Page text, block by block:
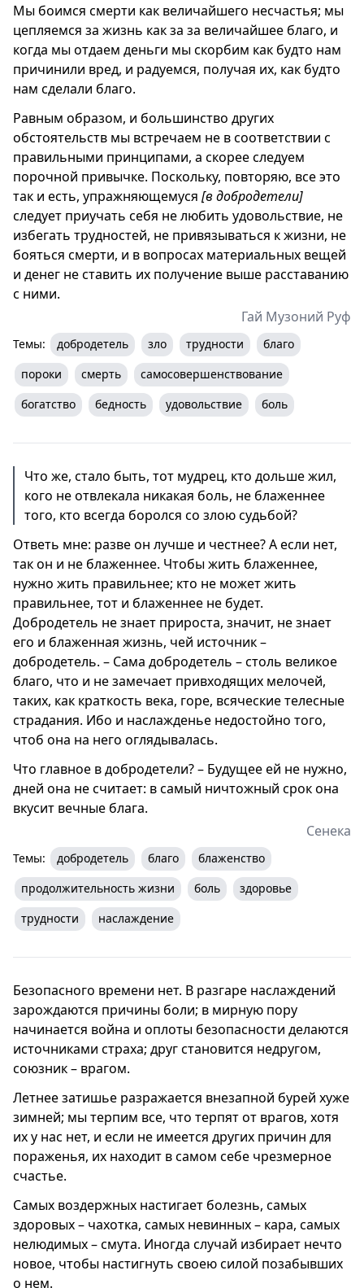
Мы боимся смерти как величайшего несчастья; мы
цепляемся за жизнь как за за величайшее благо, и
когда мы отдаем деньги мы скорбим как будто нам
причинили вред, и радуемся, получая их, как будто
нам сделали благо.
Равным образом, и большинство других
обстоятельств мы встречаем не в соответствии с
правильными принципами, а скорее следуем
порочной привычке. Поскольку, повторяю, все это
так и есть, упражняющемуся [в добродетели]
следует приучать себя не любить удовольствие, не
избегать трудностей, не привязываться к жизни, не
бояться смерти, и в вопросах материальных вещей
и денег не ставить их получение выше расставанию
с ними.
Гай Музоний Руф
Темы: добродетель зло трудности
благо
пороки
смерть
самосовершенствование
богатство
бедность удовольствие боль
Что же, стало быть, тот мудрец, кто дольше жил,
кого не отвлекала никакая боль, не блаженнее
того, кто всегда боролся со злою судьбой?
Ответь мне: разве он лучше и честнее? А если нет,
так он и не блаженнее. Чтобы жить блаженнее,
нужно жить правильнее; кто не может жить
правильнее, тот и блаженнее не будет.
Добродетель не знает прироста, значит, не знает
его и блаженная жизнь, чей источник –
добродетель. – Сама добродетель – столь великое
благо, что и не замечает привходящих мелочей,
таких, как краткость века, горе, всяческие телесные
страдания. Ибо и наслажденье недостойно того,
чтоб она на него оглядывалась.
Что главное в добродетели? – Будущее ей не нужно,
дней она не считает: в самый ничтожный срок она
вкусит вечные блага.
Сенека
Темы: добродетель благо
блаженство
продолжительность жизни
боль
здоровье
трудности
наслаждение
Безопасного времени нет. В разгаре наслаждений
зарождаются причины боли; в мирную пору
начинается война и оплоты безопасности делаются
источниками страха; друг становится недругом,
союзник – врагом.
Летнее затишье разражается внезапной бурей хуже
зимней; мы терпим все, что терпят от врагов, хотя
их у нас нет, и если не имеется других причин для
пораженья, их находит в самом себе чрезмерное
счастье.
Самых воздержных настигает болезнь, самых
здоровых – чахотка, самых невинных – кара, самых
нелюдимых – смута. Иногда случай избирает нечто
новое, чтобы настигнуть своею силой позабывших
о нем.